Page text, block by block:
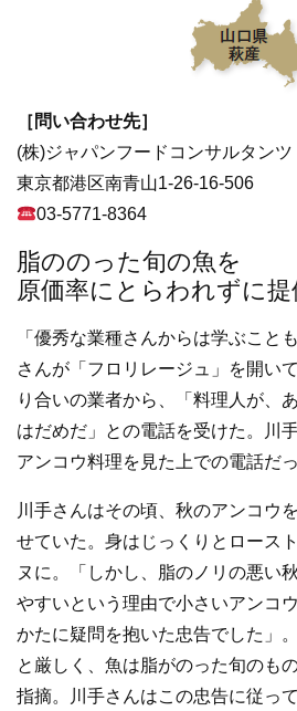
［問い合わせ先］
(株)ジャパンフードコンサルタンツ
東京都港区南青山1-26-16-506
03-5771-8364
脂ののった旬の魚を
原価率にとらわれずに提
「優秀な業種さんからは学ぶこと
さんが「フロリレージュ」を開い
り合いの業者から、「料理人が、
はだめだ」との電話を受けた。川
アンコウ料理を見た上での電話だっ
川手さんはその頃、秋のアンコウ
せていた。身はじっくりとロース
ヌに。「しかし、脂のノリの悪い
やすいという理由で小さいアンコ
かたに疑問を抱いた忠告でした」
と厳しく、魚は脂がのった旬のも
指摘。川手さんはこの忠告に従っ